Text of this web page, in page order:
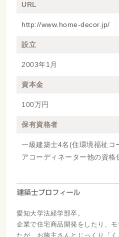
URL
http://www.home-decor.jp/
設立
2003年1月
資本金
100万円
保有資格者
一級建築士4名(住環境福祉コ
アコーディネーター他の資格
愛知大学法経学部卒。
企業で住宅商品開発をしたり、
たが、お施主さんとじっくり「